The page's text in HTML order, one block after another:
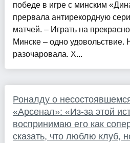
победе в игре с минским
прервала антирекордную
матчей. – Играть на
Минске – одно удовольствие.
разочаровала. Х...
Роналду о
«Арсенал»: «Из-за этой
воспринимаю его как
сказать, что люблю клуб,